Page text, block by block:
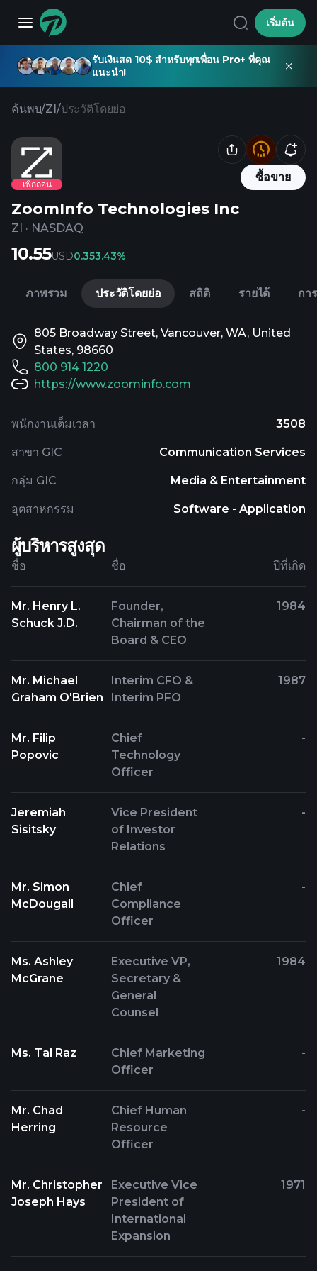
เริ่มต้น
รับเงินสด 10$ สำหรับทุกเพื่อน Pro+ ที่คุณ
แนะนำ!
ค้นพบ/ZI/ประวัติโดยย่อ
เพิกถอน
ซื้อขาย
ZoomInfo Technologies Inc
ZI · NASDAQ
10.55USD0.353.43%
ภาพรวม ประวัติโดยย่อ สถิติ รายได้ กา
805 Broadway Street, Vancouver, WA, United
States, 98660
800 914 1220
https://www.zoominfo.com
พนักงานเต็มเวลา 3508
สาขา GIC Communication Services
กลุ่ม GIC Media & Entertainment
อุตสาหกรรม Software - Application
ผู้บริหารสูงสุด
ชื่อ ชื่อ ปีที่เกิด
Mr. Henry L.
Schuck J.D.
Founder,
Chairman of the
Board & CEO
1984
Mr. Michael
Graham O'Brien
Interim CFO &
Interim PFO
1987
Mr. Filip
Popovic
Chief
Technology
Officer
-
Jeremiah
Sisitsky
Vice President
of Investor
Relations
-
Mr. Simon
McDougall
Chief
Compliance
Officer
-
Ms. Ashley
McGrane
Executive VP,
Secretary &
General
Counsel
1984
Ms. Tal Raz
Chief Marketing
Officer
-
Mr. Chad
Herring
Chief Human
Resource
Officer
-
Mr. Christopher
Joseph Hays
Executive Vice
President of
International
Expansion
1971